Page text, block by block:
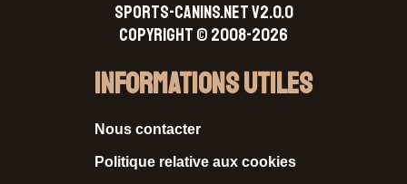
SPORTS-CANINS.NET V2.0.0
Copyright © 2008-2026
Informations Utiles
Nous contacter
Politique relative aux cookies